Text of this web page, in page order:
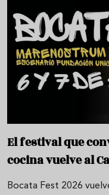
El festival que
cocina vuelve al
Bocata Fest 2026